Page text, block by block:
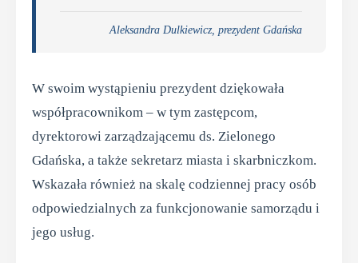
Aleksandra Dulkiewicz, prezydent Gdańska
W swoim wystąpieniu prezydent dziękowała
współpracownikom – w tym zastępcom,
dyrektorowi zarządzającemu ds. Zielonego
Gdańska, a także sekretarz miasta i skarbniczkom.
Wskazała również na skalę codziennej pracy osób
odpowiedzialnych za funkcjonowanie samorządu i
jego usług.